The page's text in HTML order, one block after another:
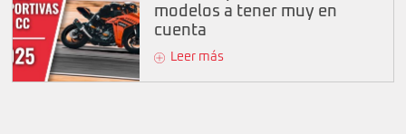
modelos a tener muy en
cuenta
Leer más